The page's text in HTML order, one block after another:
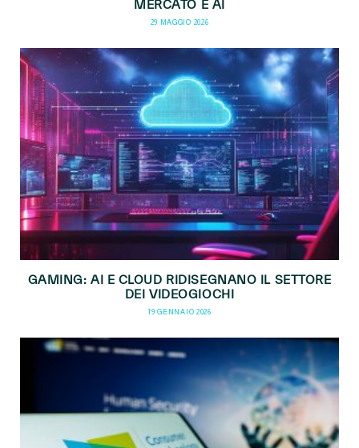
MERCATO E AI
29 MAGGIO 2026
GAMING: AI E CLOUD RIDISEGNANO IL SETTORE
DEI VIDEOGIOCHI
19 GENNAIO 2026